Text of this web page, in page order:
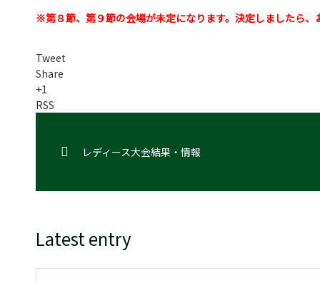
※第８節、第９節の会場が未定になります。決定しましたら、
Tweet
Share
+1
RSS
レディース大会結果・情報
Latest entry